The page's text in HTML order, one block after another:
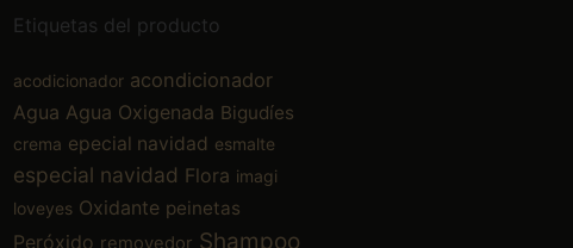
Etiquetas del producto
acodicionador acondicionador
Agua Agua Oxigenada Bigudíes
crema epecial navidad esmalte
especial navidad Flora imagi
loveyes Oxidante peinetas
Peróxido removedor Shampoo